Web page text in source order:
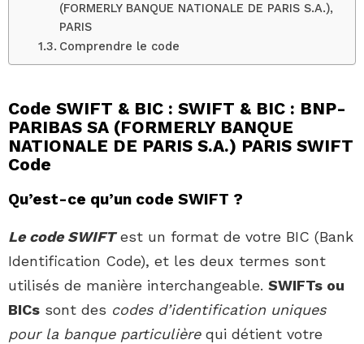
(FORMERLY BANQUE NATIONALE DE PARIS S.A.),
PARIS
Comprendre le code
Code SWIFT & BIC : SWIFT & BIC : BNP-
PARIBAS SA (FORMERLY BANQUE
NATIONALE DE PARIS S.A.) PARIS SWIFT
Code
Qu’est-ce qu’un code SWIFT ?
Le code SWIFTest un format de votre BIC (Bank
Identification Code), et les deux termes sont
utilisés de manière interchangeable. SWIFTs ou
BICs sont des codes d’identification uniques
pour la banque particulière qui détient votre